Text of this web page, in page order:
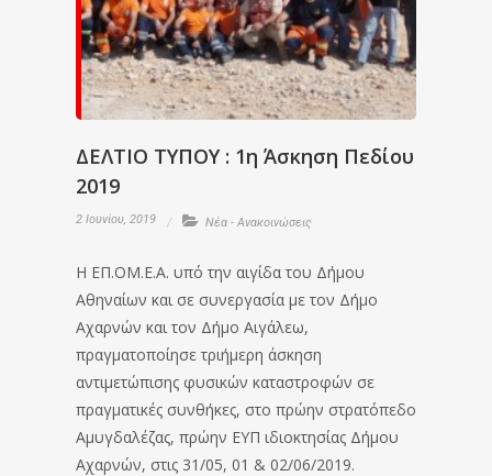
ΔΕΛΤΙΟ ΤΥΠΟΥ : 1η Άσκηση Πεδίου
2019
2 Ιουνίου, 2019 Νέα - Ανακοινώσεις
Η ΕΠ.ΟΜ.Ε.Α. υπό την αιγίδα του Δήμου
Αθηναίων και σε συνεργασία με τον Δήμο
Αχαρνών και τον Δήμο Αιγάλεω,
πραγματοποίησε τριήμερη άσκηση
αντιμετώπισης φυσικών καταστροφών σε
πραγματικές συνθήκες, στο πρώην στρατόπεδο
Αμυγδαλέζας, πρώην ΕΥΠ ιδιοκτησίας Δήμου
Αχαρνών, στις 31/05, 01 & 02/06/2019.